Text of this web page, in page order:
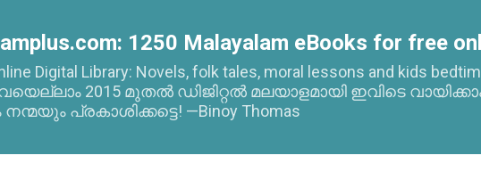
1250 Malayalam eBooks for free
Digital Library: Novels, folk tales, moral lessons and kids
2015 മുതൽ ഡിജിറ്റൽ മലയാളമായി ഇവിടെ
പ്രകാശിക്കട്ടെ! —Binoy Thomas